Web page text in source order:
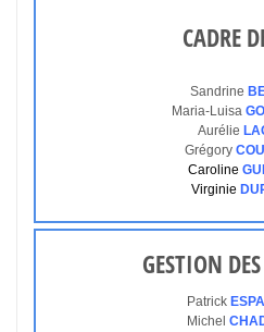
CADRE
Sandrine
Maria-Luisa
Aurélie
Grégory
Caroline
Virginie
GESTION
Patrick
Michel